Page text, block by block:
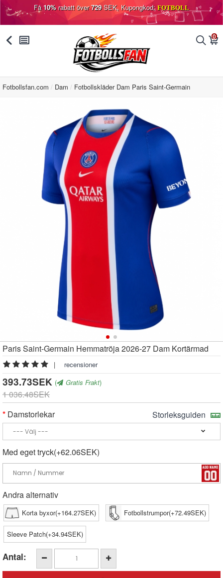
Få10%rabatt över729SEK, Kupongkod: FOTBOLL
󰅯 󰂩 󰂨 0
󰃦
Fotbollsfan.com Dam Fotbollskläder Dam Paris Saint-Germain
Paris Saint-Germain Hemmatröja 2026-27 Dam Kortärmad
| recensioner
393.73SEK ( Gratis Frakt)
1 036.48SEK
Damstorlekar
Storleksguiden
Med eget tryck(+62.06SEK)
Andra alternativ
Korta byxor(+164.27SEK) Fotbollstrumpor(+72.49SEK)
Sleeve Patch(+34.94SEK)
Antal: